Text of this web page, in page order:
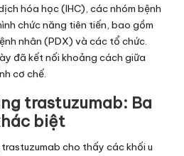
hóa học (IHC), các nhóm bệnh
chức năng tiên tiến, bao gồm
nhân (PDX) và các tổ chức.
đã kết nối khoảng cách giữa
cơ chế.
trastuzumab: Ba
biệt
cho thấy các khối u